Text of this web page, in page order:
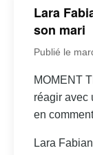
Lara
son mari
Publié le
MOMENT
réagir avec
en
Lara